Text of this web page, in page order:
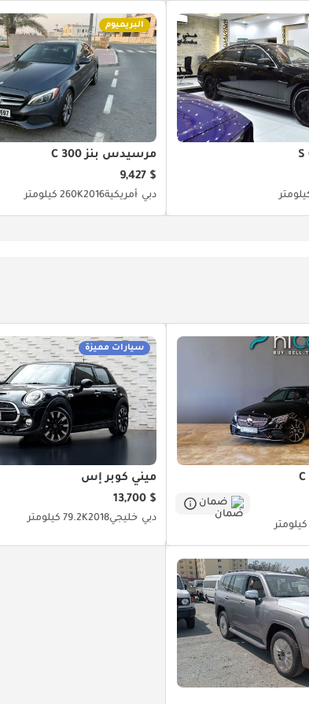
البريميوم
مرسيدس بنز C 300
$ 9,427
دبي أمريكية2016260K كيلومتر
ضمان
سيارات مميزة
ميني كوبر إس
$ 13,700
دبي خليجي201879.2K كيلومتر